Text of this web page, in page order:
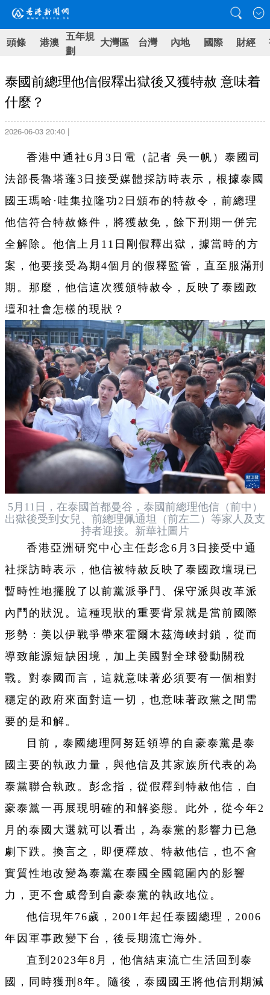
頭條 港澳 五年規
劃
大灣區 台灣 內地 國際 財經
泰國前總理他信假釋出獄後又獲特赦 意味着
什麼？
2026-06-03 20:40 |
香港中通社6月3日電（ 記者 吳一帆） 泰國司
法部長魯塔蓬3日接受媒體採訪時表示，根據泰國
國王瑪哈·哇集拉隆功2日頒布的特赦令，前總理
他信符合特赦條件，將獲赦免，餘下刑期一併完
全解除。他信上月11日剛假釋出獄，據當時的方
案，他要接受為期4個月的假釋監管，直至服滿刑
期。那麼，他信這次獲頒特赦令，反映了泰國政
壇和社會怎樣的現狀？
5月11日，在泰國首都曼谷，泰國前總理他信（前中）
出獄後受到女兒、前總理佩通坦（前左二）等家人及支
持者迎接。新華社圖片
香港亞洲研究中心主任彭念6月3日接受中通
社採訪時表示，他信被特赦反映了泰國政壇現已
暫時性地擺脫了以前黨派爭鬥、保守派與改革派
內鬥的狀況。這種現狀的重要背景就是當前國際
形勢：美以伊戰爭帶來霍爾木茲海峽封鎖，從而
導致能源短缺困境，加上美國對全球發動關稅
戰。對泰國而言，這就意味著必須要有一個相對
穩定的政府來面對這一切，也意味著政黨之間需
要的是和解。
目前，泰國總理阿努廷領導的自豪泰黨是泰
國主要的執政力量，與他信及其家族所代表的為
泰黨聯合執政。彭念指，從假釋到特赦他信，自
豪泰黨一再展現明確的和解姿態。此外，從今年2
月的泰國大選就可以看出，為泰黨的影響力已急
劇下跌。換言之，即便釋放、特赦他信，也不會
實質性地改變為泰黨在泰國全國範圍內的影響
力，更不會威脅到自豪泰黨的執政地位。
他信現年76歲，2001年起任泰國總理，2006
年因軍事政變下台，後長期流亡海外。
直到2023年8月，他信結束流亡生活回到泰
國，同時獲刑8年。隨後，泰國國王將他信刑期減